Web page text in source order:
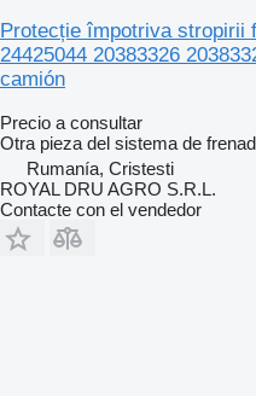
Protecție împotriva stropirii
24425044 20383326
camión
Precio a consultar
Otra pieza del sistema de
Rumanía, Cristesti
ROYAL DRU AGRO S.R.L.
Contacte con el vendedor